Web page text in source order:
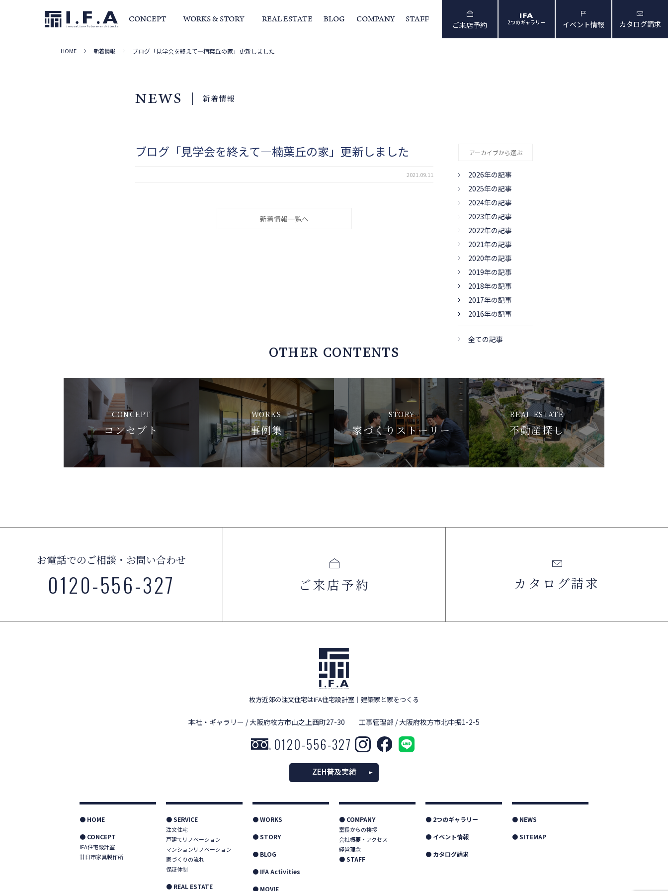
CONCEPT WORKS & STORY
事例集 家づくりストーリー
REAL ESTATE BLOG COMPANY
サービス・家づくりの流れ 室長からの挨拶
STAFF
ご来店予約 2つのギャラリー イベント情報 カタログ請求
HOME 新着情報 ブログ「見学会を終えて―楠葉丘の家」更新しました
NEWS 新着情報
ブログ「見学会を終えて―楠葉丘の家」更新しました
2021.09.11
新着情報一覧へ
アーカイブから選ぶ
2026年の記事
2025年の記事
2024年の記事
2023年の記事
2022年の記事
2021年の記事
2020年の記事
2019年の記事
2018年の記事
2017年の記事
2016年の記事
全ての記事
OTHER CONTENTS
CONCEPT
コンセプト
WORKS
事例集
STORY
家づくりストーリー
REAL ESTATE
不動産探し
お電話でのご相談・お問い合わせ
0120-556-327 ご来店予約 カタログ請求
枚方近郊の注文住宅はIFA住宅設計室 ｜ 建築家と家をつくる
本社・ギャラリー / 大阪府枚方市山之上西町27-30 工事管理部 / 大阪府枚方市北中振1-2-5
0120-556-327
ZEH普及実績
● HOME
● CONCEPT
IFA住宅設計室
廿日市家具製作所
● SERVICE
注文住宅
戸建てリノベーション
マンションリノベーション
家づくりの流れ
保証体制
● REAL ESTATE
● WORKS
● STORY
● BLOG
● IFA Activities
● MOVIE
● COMPANY
室長からの挨拶
会社概要・アクセス
経営理念
● STAFF
● 2つのギャラリー
● イベント情報
● カタログ請求
● NEWS
● SITEMAP